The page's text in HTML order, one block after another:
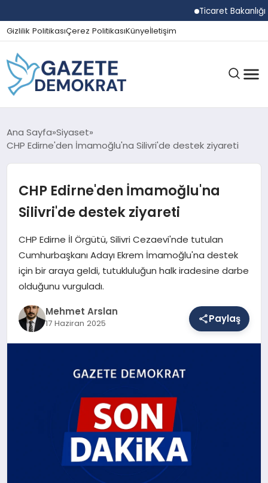
Ticaret Bakanlığı
Gizlilik PolitikasıÇerez PolitikasıKünyeİletişim
GÜNDEM
SPOR
SAĞLIK
Ana Sayfa Siyaset
CHP Edirne'den İmamoğlu'na Silivri'de destek ziyareti
CHP Edirne'den İmamoğlu'na
Silivri'de destek ziyareti
CHP Edirne İl Örgütü, Silivri Cezaevi'nde tutulan
Cumhurbaşkanı Adayı Ekrem İmamoğlu'na destek
için bir araya geldi, tutukluluğun halk iradesine darbe
olduğunu vurguladı.
Mehmet Arslan
17 Haziran 2025 Paylaş